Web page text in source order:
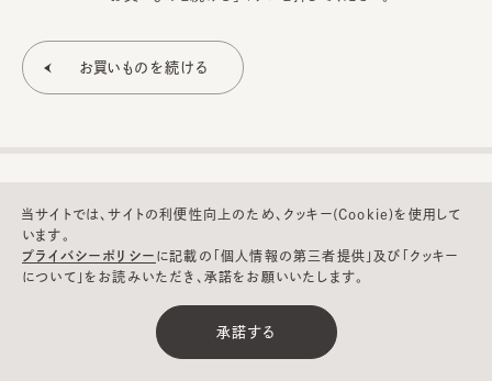
©CA4LA INC. All Rights Reserved.
当サイトでは、サイトの利便性向上のため、クッキー(Cookie)を使用して
います。
プライバシーポリシー に記載の「個人情報の第三者提供」及び「クッキー
について」をお読みいただき、承諾をお願いいたします。
承諾する